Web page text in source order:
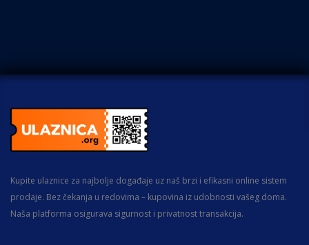
Kupite ulaznice za najbolje događaje uz naš brzi i efikasni online sistem
prodaje. Bez čekanja u redovima – kupovina iz udobnosti vašeg doma.
Naša platforma osigurava sigurnost i privatnost transakcija.